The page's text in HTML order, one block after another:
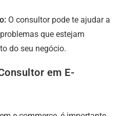
O consultor pode te ajudar a
que estejam
do seu negócio.
em E-